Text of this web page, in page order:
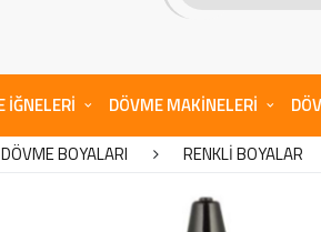
İĞNELERİ DÖVME MAKİNELERİ
DÖVME BOYALARI RENKLİ BOYALAR